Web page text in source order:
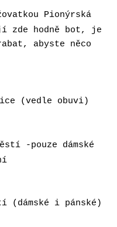
Pionýrská
zde hodně bot, je
abyste něco
(vedle obuvi)
-pouze dámské
(dámské i pánské)